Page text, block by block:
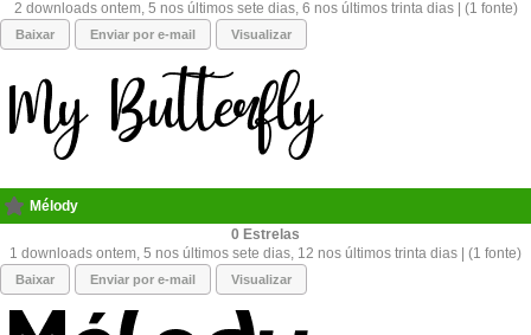
2 downloads ontem, 5 nos últimos sete dias, 6 nos últimos trinta dias | (1 fonte)
Baixar Enviar por e-mail Visualizar
Mélody
0
1 downloads ontem, 5 nos últimos sete dias, 12 nos últimos trinta dias | (1 fonte)
Baixar Enviar por e-mail Visualizar